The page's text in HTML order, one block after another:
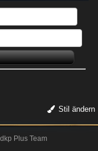
Stil ändern
Plus Team